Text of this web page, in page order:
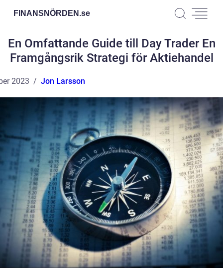
FINANSNÖRDEN.se
En Omfattande Guide till Day Trader En
Framgångsrik Strategi för Aktiehandel
2023 Jon Larsson